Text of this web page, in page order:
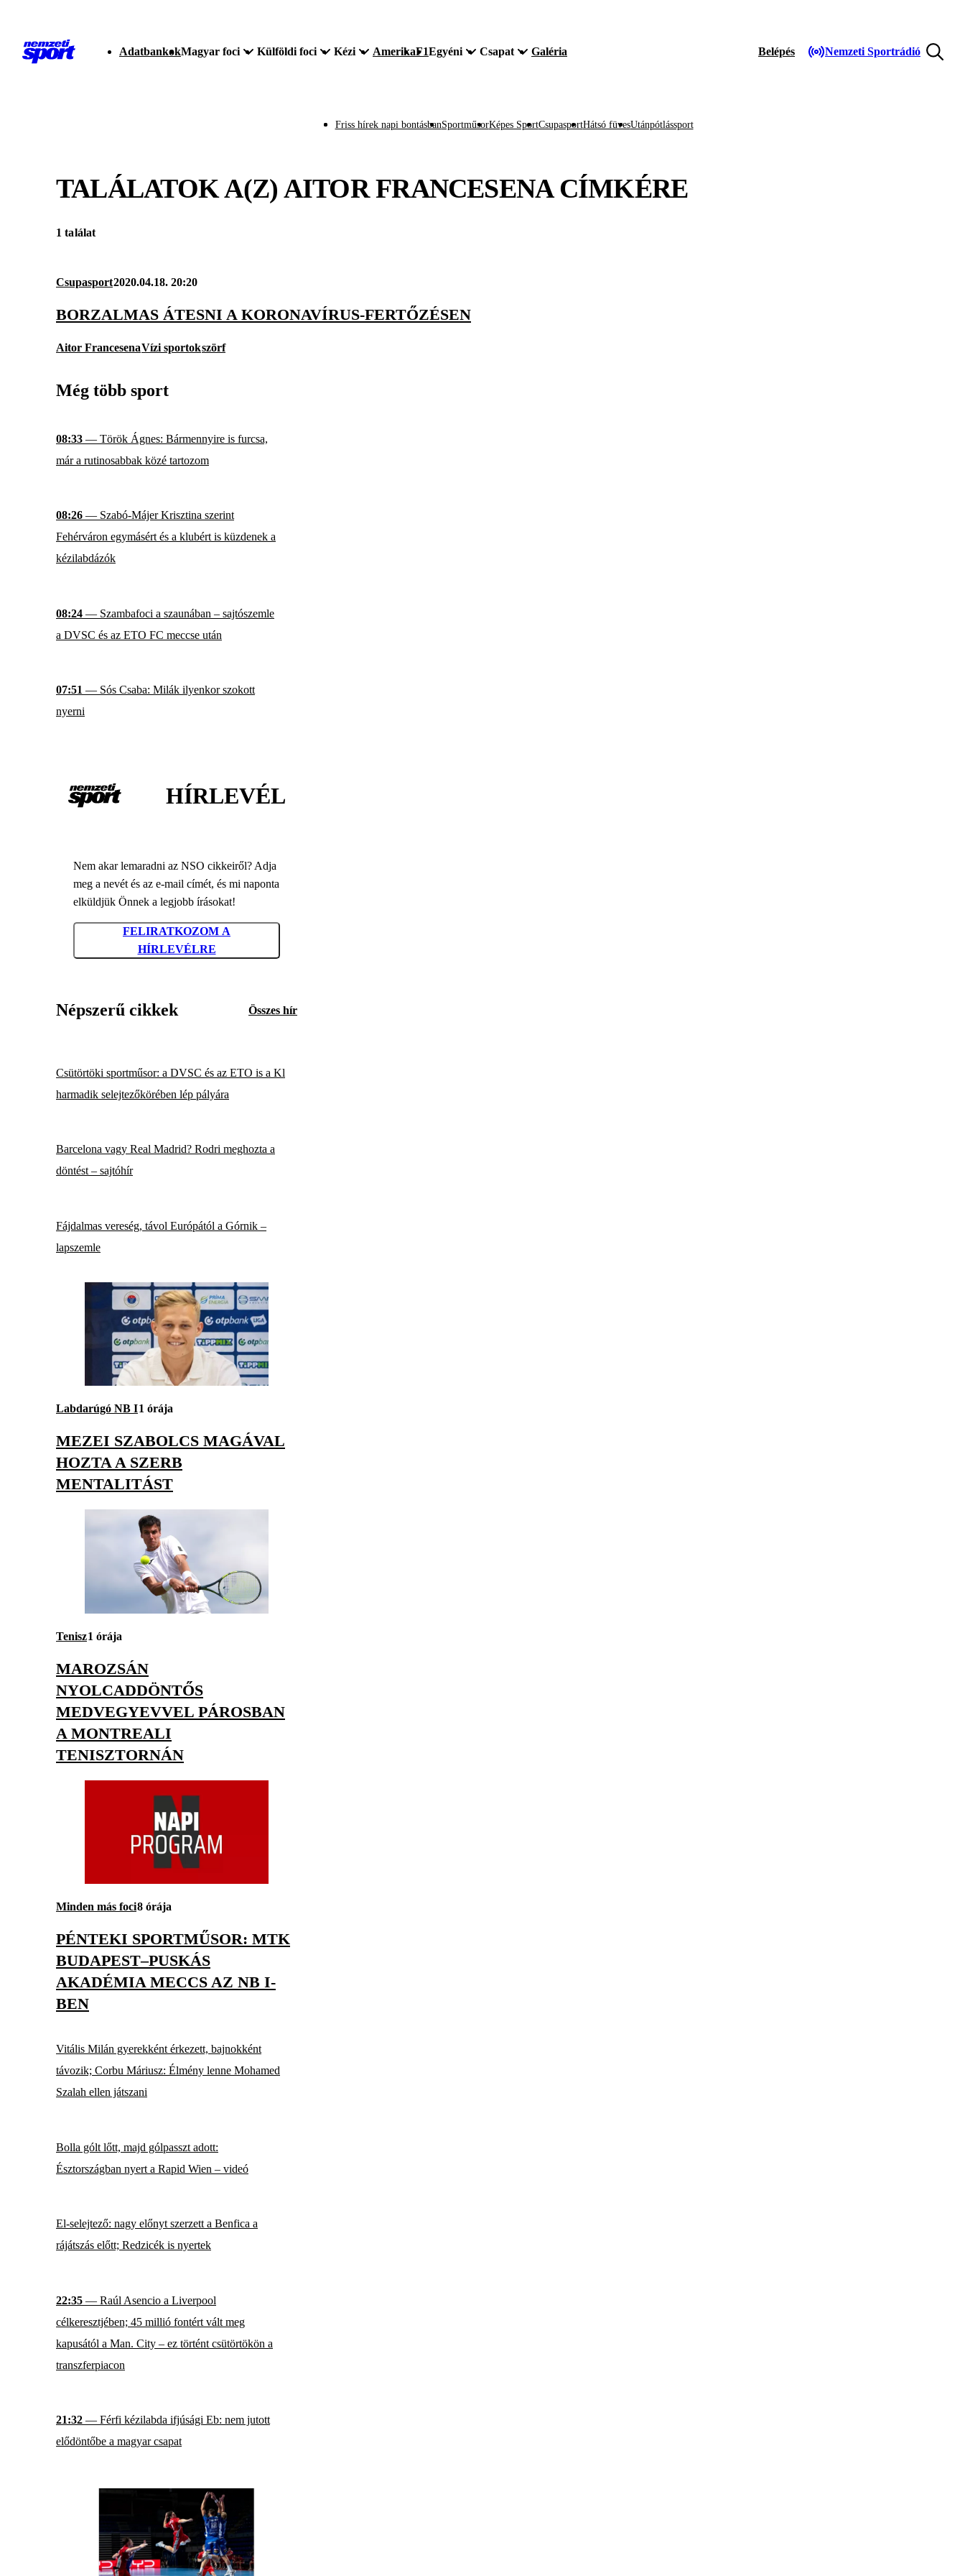
AdatbankokMagyar foci Külföldi foci Kézi AmerikaF1Egyéni Csapat Galéria Belépés Nemzeti Sportrádió
Friss hírek napi bontásbanSportműsorKépes SportCsupasportHátsó füvesUtánpótlássport
TALÁLATOK A(Z) AITOR FRANCESENACÍMKÉRE
1 találat
Csupasport2020.04.18. 20:20
BORZALMAS ÁTESNI A KORONAVÍRUS-FERTŐZÉSEN
Aitor FrancesenaVízi sportokszörf
Még több sport
08:33 — Török Ágnes: Bármennyire is furcsa,
már a rutinosabbak közé tartozom
08:26 — Szabó-Májer Krisztina szerint
Fehérváron egymásért és a klubért is küzdenek a
kézilabdázók
08:24 — Szambafoci a szaunában – sajtószemle
a DVSC és az ETO FC meccse után
07:51 — Sós Csaba: Milák ilyenkor szokott
nyerni
HÍRLEVÉL
Nem akar lemaradni az NSO cikkeiről? Adja
meg a nevét és az e-mail címét, és mi naponta
elküldjük Önnek a legjobb írásokat!
FELIRATKOZOM A
HÍRLEVÉLRE
Népszerű cikkek Összes hír
Csütörtöki sportműsor: a DVSC és az ETO is a Kl
harmadik selejtezőkörében lép pályára
Barcelona vagy Real Madrid? Rodri meghozta a
döntést – sajtóhír
Fájdalmas vereség, távol Európától a Górnik –
lapszemle
Labdarúgó NB I1 órája
MEZEI SZABOLCS MAGÁVAL
HOZTA A SZERB
MENTALITÁST
Tenisz1 órája
MAROZSÁN
NYOLCADDÖNTŐS
MEDVEGYEVVEL PÁROSBAN
A MONTREALI
TENISZTORNÁN
Minden más foci8 órája
PÉNTEKI SPORTMŰSOR: MTK
BUDAPEST–PUSKÁS
AKADÉMIA MECCS AZ NB I-
BEN
Vitális Milán gyerekként érkezett, bajnokként
távozik; Corbu Máriusz: Élmény lenne Mohamed
Szalah ellen játszani
Bolla gólt lőtt, majd gólpasszt adott:
Észtországban nyert a Rapid Wien – videó
El-selejtező: nagy előnyt szerzett a Benfica a
rájátszás előtt; Redzicék is nyertek
22:35 — Raúl Asencio a Liverpool
célkeresztjében; 45 millió fontért vált meg
kapusától a Man. City – ez történt csütörtökön a
transzferpiacon
21:32 — Férfi kézilabda ifjúsági Eb: nem jutott
elődöntőbe a magyar csapat